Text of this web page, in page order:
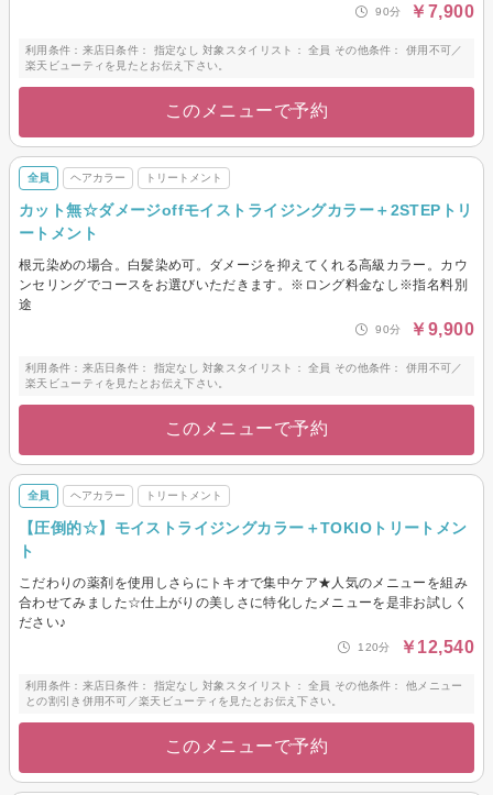
90分 ￥7,900
利用条件：来店日条件： 指定なし 対象スタイリスト： 全員 その他条件： 併用不可／
楽天ビューティを見たとお伝え下さい。
このメニューで予約
全員 ヘアカラー トリートメント
カット無☆ダメージoffモイストライジングカラー＋2STEPトリ
ートメント
根元染めの場合。白髪染め可。ダメージを抑えてくれる高級カラー。カウ
ンセリングでコースをお選びいただきます。※ロング料金なし※指名料別
途
90分 ￥9,900
利用条件：来店日条件： 指定なし 対象スタイリスト： 全員 その他条件： 併用不可／
楽天ビューティを見たとお伝え下さい。
このメニューで予約
全員 ヘアカラー トリートメント
【圧倒的☆】モイストライジングカラー＋TOKIOトリートメン
ト
こだわりの薬剤を使用しさらにトキオで集中ケア★人気のメニューを組み
合わせてみました☆仕上がりの美しさに特化したメニューを是非お試しく
ださい♪
120分 ￥12,540
利用条件：来店日条件： 指定なし 対象スタイリスト： 全員 その他条件： 他メニュー
との割引き併用不可／楽天ビューティを見たとお伝え下さい。
このメニューで予約